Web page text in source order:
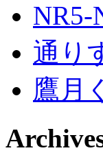
NR5-
通り
鷹月